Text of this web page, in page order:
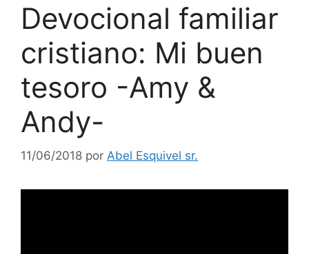
Devocional familiar
cristiano: Mi buen
tesoro -Amy &
Andy-
11/06/2018 por Abel Esquivel sr.